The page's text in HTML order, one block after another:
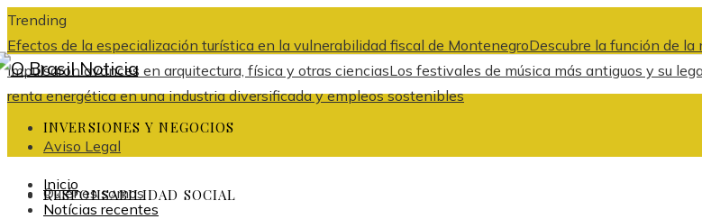
Trending
Efectos de la especialización turística en la vulnerabilidad fiscal de MontenegroDescubre la función de
impulsaron avances en arquitectura, física y otras cienciasLos festivales de música más antiguos y su
renta energética en una industria diversificada y empleos sostenibles
Aviso Legal
Quiénes somos
INVERSIONES Y NEGOCIOS
RESPONSABILIDAD SOCIAL
Inicio
Notícias recentes